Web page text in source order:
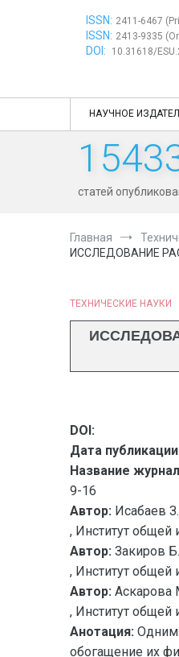
ISSN: 2411-6467
ISSN: 2413-9335
DOI: 10.31618/
НАУЧНОЕ
статей
Главная
ИССЛЕДОВАНИЕ
ТЕХНИЧЕСКИЕ НАУКИ
DOI:
Дата
Название
9-16
Автор: Исабаев З.
, Институт общей
Автор: Закиров
, Институт общей
Автор: Аскарова
, Институт общей
Анотация: Одним
обогащение их